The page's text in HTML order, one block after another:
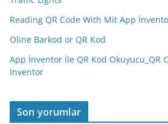
Reading QR Code With Mit App
Oline Barkod or QR Kod
App İnventor İle QR Kod Okuyucu_QR
İnventor
Son yorumlar